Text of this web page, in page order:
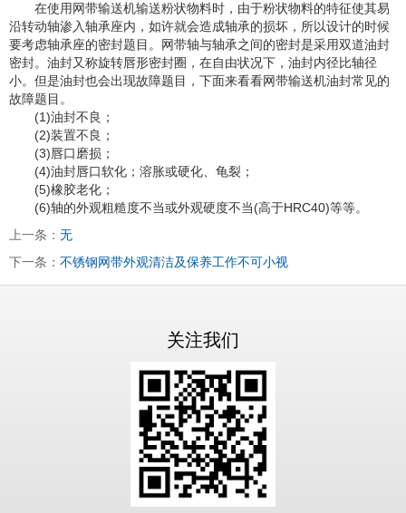
在使用网带输送机输送粉状物料时，由于粉状物料的特征使其易
沿转动轴渗入轴承座内，如许就会造成轴承的损坏，所以设计的时候
要考虑轴承座的密封题目。网带轴与轴承之间的密封是采用双道油封
密封。油封又称旋转唇形密封圈，在自由状况下，油封内径比轴径
小。但是油封也会出现故障题目，下面来看看网带输送机油封常见的
故障题目。
(1)油封不良；
(2)装置不良；
(3)唇口磨损；
(4)油封唇口软化；溶胀或硬化、龟裂；
(5)橡胶老化；
(6)轴的外观粗糙度不当或外观硬度不当(高于HRC40)等等。
上一条： 无
下一条： 不锈钢网带外观清洁及保养工作不可小视
关注我们